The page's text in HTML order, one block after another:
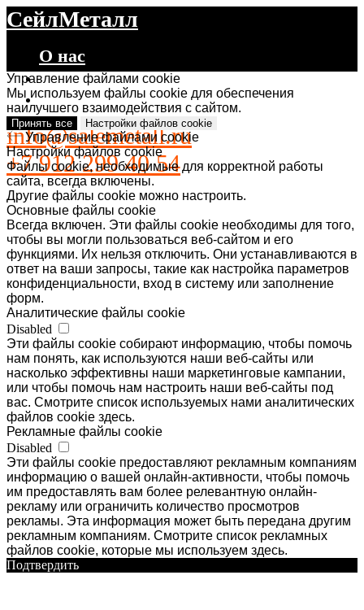
СейлМеталл
О нас
Каталог
Контакты
info@salemetall.ru
+7 912 299 40 54
Управление файлами cookie
Мы используем файлы cookie для обеспечения
наилучшего взаимодействия с сайтом.
Принять все Настройки файлов cookie
Управление файлами cookie
Настройки файлов cookie
Файлы cookie, необходимые для корректной работы
сайта, всегда включены.
Другие файлы cookie можно настроить.
Основные файлы cookie
Всегда включен. Эти файлы cookie необходимы для того,
чтобы вы могли пользоваться веб-сайтом и его
функциями. Их нельзя отключить. Они устанавливаются в
ответ на ваши запросы, такие как настройка параметров
конфиденциальности, вход в систему или заполнение
форм.
Аналитические файлы cookie
Disabled
Эти файлы cookie собирают информацию, чтобы помочь
нам понять, как используются наши веб-сайты или
насколько эффективны наши маркетинговые кампании,
или чтобы помочь нам настроить наши веб-сайты под
вас. Смотрите список используемых нами аналитических
файлов cookie здесь.
Рекламные файлы cookie
Disabled
Эти файлы cookie предоставляют рекламным компаниям
информацию о вашей онлайн-активности, чтобы помочь
им предоставлять вам более релевантную онлайн-
рекламу или ограничить количество просмотров
рекламы. Эта информация может быть передана другим
рекламным компаниям. Смотрите список рекламных
файлов cookie, которые мы используем здесь.
Подтвердить